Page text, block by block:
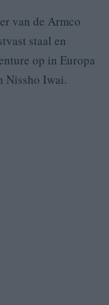
van de Armco
staal en
op in Europa
Nissho Iwai.